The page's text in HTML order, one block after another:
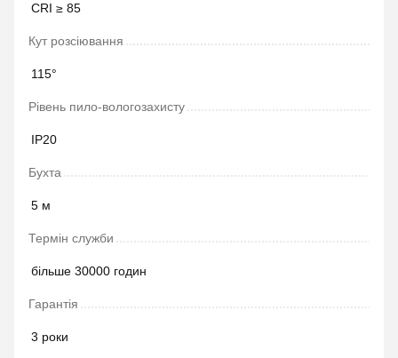
СRI ≥ 85
Кут розсіювання
115°
Рівень пило-вологозахисту
IP20
Бухта
5 м
Термін служби
більше 30000 годин
Гарантія
3 роки